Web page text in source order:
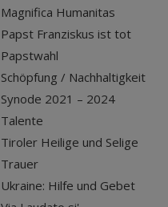
Magnifica Humanitas
Papst Franziskus ist tot
Papstwahl
Schöpfung / Nachhaltigkeit
Synode 2021 – 2024
Talente
Tiroler Heilige und Selige
Trauer
Ukraine: Hilfe und Gebet